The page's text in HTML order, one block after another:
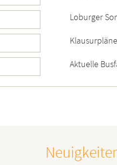
Loburger
Aktuelle